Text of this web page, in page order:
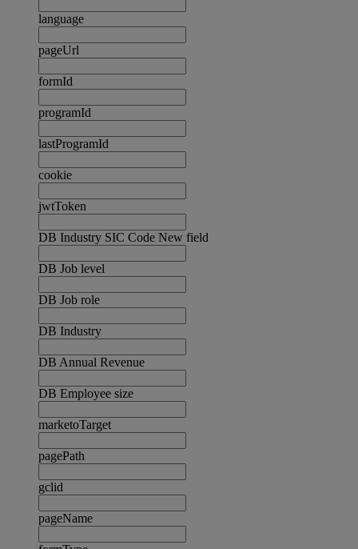
language
pageUrl
formId
programId
lastProgramId
cookie
jwtToken
DB Industry SIC Code New field
DB Job level
DB Job role
DB Industry
DB Annual Revenue
DB Employee size
marketoTarget
pagePath
gclid
pageName